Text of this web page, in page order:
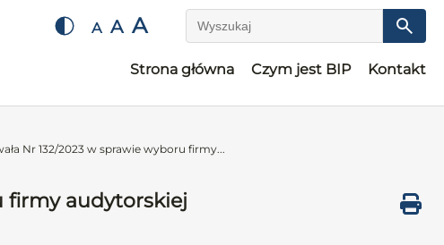
A A A Wyszukaj
Strona główna Czym jest BIP Kontakt
Nr 132/2023 w sprawie wyboru firmy...
firmy audytorskiej